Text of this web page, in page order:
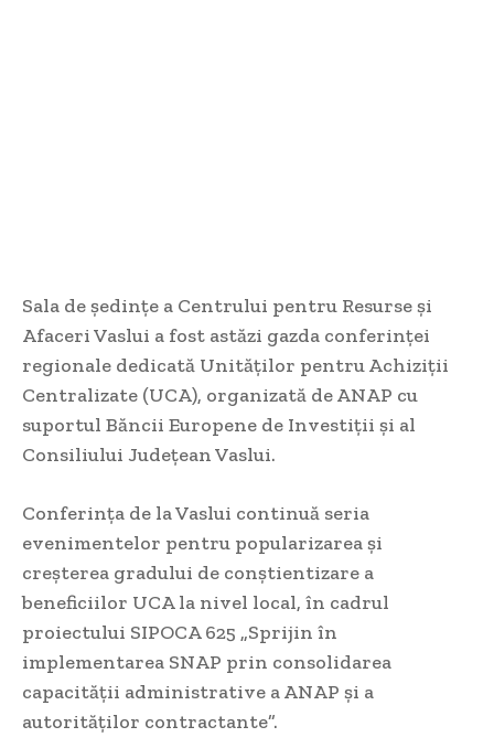
Sala de ședințe a Centrului pentru Resurse și
Afaceri Vaslui a fost astăzi gazda conferinței
regionale dedicată Unităților pentru Achiziții
Centralizate (UCA), organizată de ANAP cu
suportul Băncii Europene de Investiții și al
Consiliului Județean Vaslui.
Conferința de la Vaslui continuă seria
evenimentelor pentru popularizarea și
creșterea gradului de conștientizare a
beneficiilor UCA la nivel local, în cadrul
proiectului SIPOCA 625 „Sprijin în
implementarea SNAP prin consolidarea
capacității administrative a ANAP și a
autorităților contractante”.